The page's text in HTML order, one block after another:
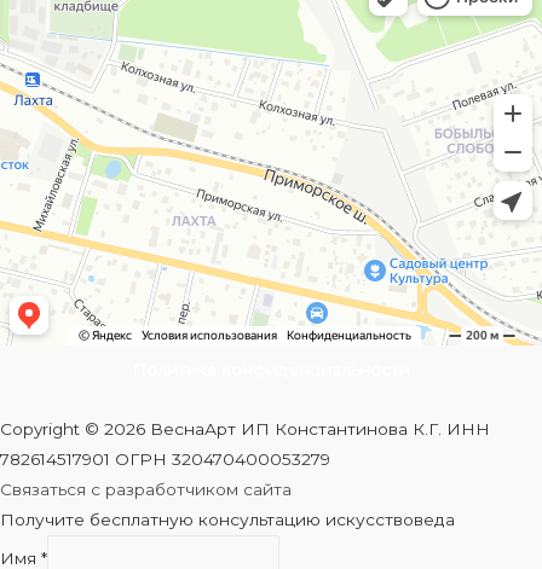
Copyright © 2026 ВеснаАрт ИП Константинова К.Г. ИНН
782614517901 ОГРН 320470400053279
Связаться с разработчиком сайта
Получите бесплатную консультацию искусствоведа
Имя *